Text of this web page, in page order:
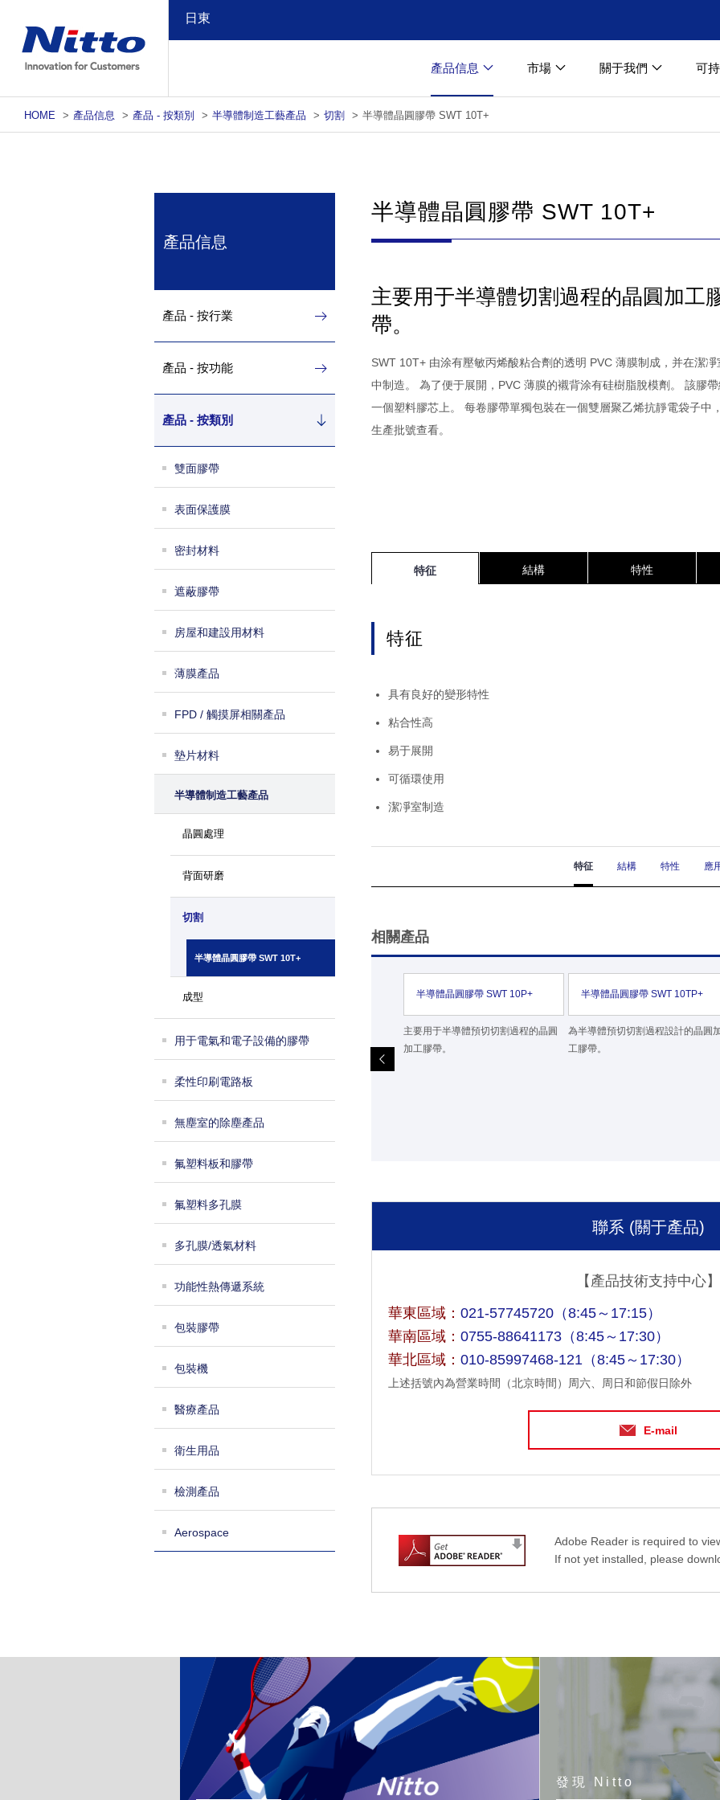
日東
產品信息 市場 關于我們 可
HOME > 產品信息 > 產品 - 按類別 > 半導體制造工藝產品 > 切割 > 半導體晶圓膠帶 SWT 10T+
半導體晶圓膠帶 SWT 10T+
主要用于半導體切割過程的晶圓加工
帶。
SWT 10T+ 由涂有壓敏丙烯酸粘合劑的透明 PVC 薄膜制成，并在潔凈
中制造。 為了便于展開，PVC 薄膜的襯背涂有硅樹脂脫模劑。 該膠
一個塑料膠芯上。 每卷膠帶單獨包裝在一個雙層聚乙烯抗靜電袋子中
生產批號查看。
特征 結構 特性
特征
具有良好的變形特性
粘合性高
易于展開
可循環使用
潔凈室制造
特征 結構 特性 應
相關產品
半導體晶圓膠帶 SWT 10P+
主要用于半導體預切切割過程的晶圓
加工膠帶。
半導體晶圓膠帶 SWT 10TP+
為半導體預切切割過程設計的晶圓
工膠帶。
聯系 (關于產品)
【產品技術支持中心】
華東區域： 021-57745720 （8:45～17:15）
華南區域： 0755-88641173 （8:45～17:30）
華北區域： 010-85997468-121 （8:45～17:30）
上述括號內為營業時間（北京時間）周六、周日和節假日除外
E-mail
Adobe Reader is required to
If not yet installed, please
產品信息
產品 - 按行業
產品 - 按功能
產品 - 按類別
雙面膠帶
表面保護膜
密封材料
遮蔽膠帶
房屋和建設用材料
薄膜產品
FPD / 觸摸屏相關產品
墊片材料
半導體制造工藝產品
晶圓處理
背面研磨
切割
半導體晶圓膠帶 SWT 10T+
成型
用于電氣和電子設備的膠帶
柔性印刷電路板
無塵室的除塵產品
氟塑料板和膠帶
氟塑料多孔膜
多孔膜/透氣材料
功能性熱傳遞系統
包裝膠帶
包裝機
醫療產品
衛生用品
檢測產品
Aerospace
發現 Nitto